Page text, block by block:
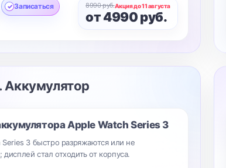
Записаться 8990 руб.Акция до 11 августа
от 4990 руб.
Аккумулятор
Apple Watch Series 3
Series 3 быстро разряжаются или не
дисплей стал отходить от корпуса.